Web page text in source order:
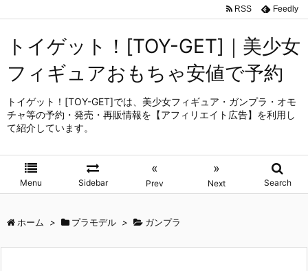
トイゲット！[TOY-GET]｜美少女
フィギュアおもちゃ安値で予約
トイゲット！[TOY-GET]では、美少女フィギュア・ガンプラ・オモ
チャ等の予約・発売・再販情報を【アフィリエイト広告】を利用し
て紹介しています。
Menu Sidebar
«
Prev
»
Next Search
RSS Feedly
ホーム > プラモデル > ガンプラ